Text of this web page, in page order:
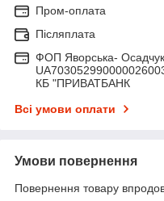
Пром-оплата
Післяплата
ФОП Яворська-
КБ "ПРИВАТБАНК
Всі умови оплати
Умови повернення
Повернення товару